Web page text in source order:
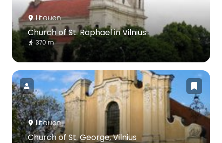
Litauen
Church of St. Raphael in Vilnius
370 m
Litauen
Church of St. George, Vilnius